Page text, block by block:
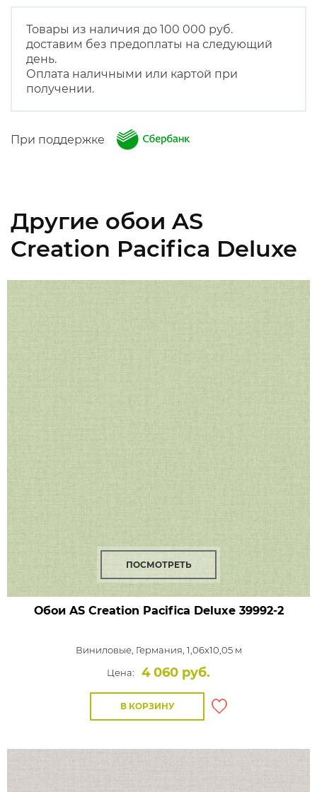
Товары из наличия до 100 000 руб.
доставим без предоплаты на следующий
день.
Оплата наличными или картой при
получении.
При поддержке
Другие обои AS
Creation Pacifica Deluxe
ПОСМОТРЕТЬ
Обои AS Creation Pacifica Deluxe39992-2
Виниловые, Германия, 1,06x10,05 м
Цена:
4 060 руб.
В КОРЗИНУ